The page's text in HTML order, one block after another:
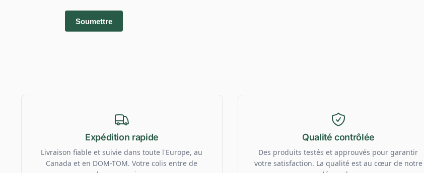
Expédition rapide
Livraison fiable et suivie dans toute l'Europe, au
Canada et en DOM-TOM. Votre colis entre de
Qualité contrôlée
Des produits testés et approuvés pour garantir
votre satisfaction. La qualité est au cœur de notre